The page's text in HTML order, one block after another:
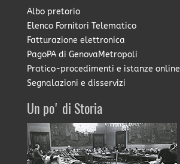
Albo pretorio
Elenco Fornitori Telematico
Fatturazione elettronica
PagoPA di GenovaMetropoli
Pratico-procedimenti e istanze online
Segnalazioni e disservizi
Un po' di Storia